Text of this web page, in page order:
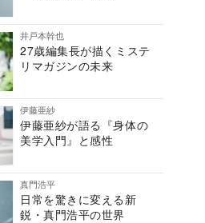
井戸本幹也
27歳編集長が描くミステ
リマガジンの未来
伊藤亜紗
伊藤亜紗が語る『身体の
美学入門』と感性
真門浩平
日常を驚きに変える新
鋭・真門浩平の世界